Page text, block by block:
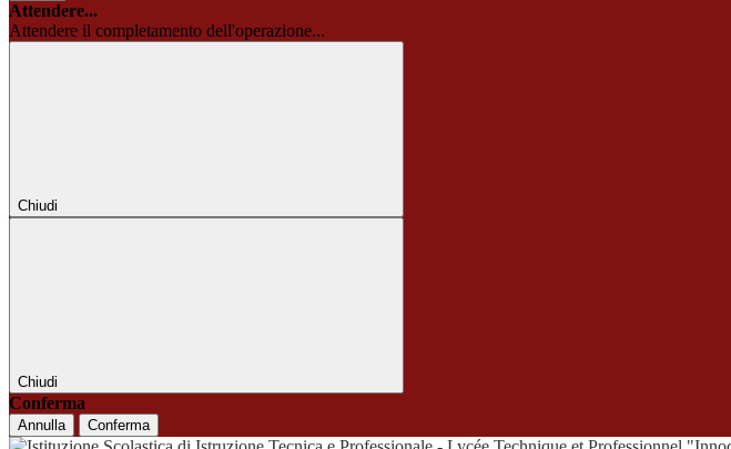
Attendere...
Attendere il completamento dell'operazione...
Chiudi
Chiudi
Conferma
Annulla Conferma